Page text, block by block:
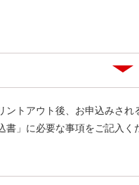
ントアウト後、お申込みさ
書」に必要な事項をご記入く